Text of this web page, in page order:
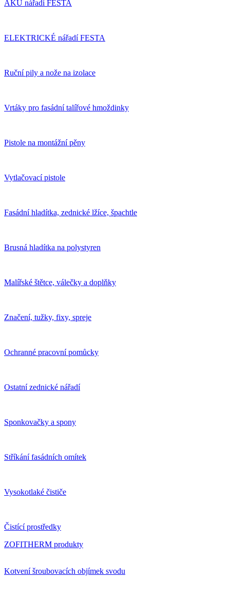
AKU nářadí FESTA
ELEKTRICKÉ nářadí FESTA
Ruční pily a nože na izolace
Vrtáky pro fasádní talířové hmoždinky
Pistole na montážní pěny
Vytlačovací pistole
Fasádní hladítka, zednické lžíce, špachtle
Brusná hladítka na polystyren
Malířské štětce, válečky a doplňky
Značení, tužky, fixy, spreje
Ochranné pracovní pomůcky
Ostatní zednické nářadí
Sponkovačky a spony
Stříkání fasádních omítek
Vysokotlaké čističe
Čistící prostředky
ZOFITHERM produkty
Kotvení šroubovacích objímek svodu